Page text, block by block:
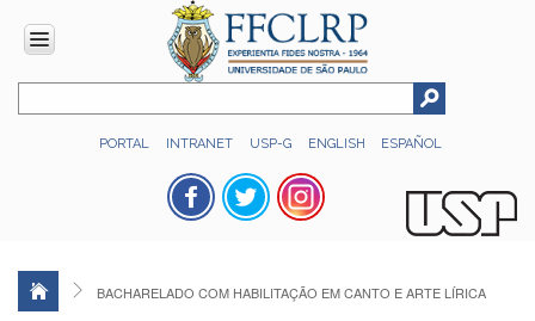
PORTAL INTRANET USP-G ENGLISH ESPAÑOL
INSTITUCIONAL
Histórico
Administração
BACHARELADO COM HABILITAÇÃO EM CANTO E ARTE LÍRICA